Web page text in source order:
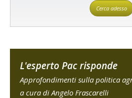
Cerca adesso
L'esperto Pac risponde
Approfondimenti sulla politica
a cura di Angelo Frascarelli